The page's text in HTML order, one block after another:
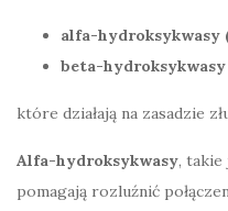
alfa-hydroksykwasy
beta-hydroksykwasy
które działają na zasadzie
Alfa-hydroksykwasy, takie
pomagają rozluźnić